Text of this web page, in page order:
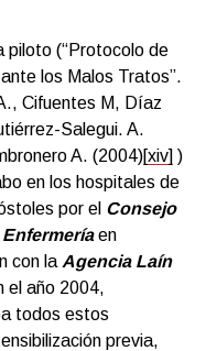
piloto (“Protocolo de
los Malos Tratos”.
Cifuentes M, Díaz
Salegui. A.
A. (2004)[xiv] )
en los hospitales de
por el Consejo
en
con la Agencia Laín
el año 2004,
todos estos
previa,